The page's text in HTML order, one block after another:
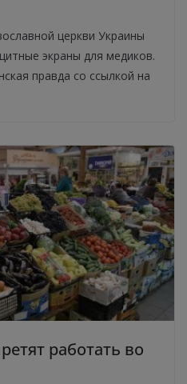
церкви Украины
экраны для медиков.
правда со ссылкой на
работать во